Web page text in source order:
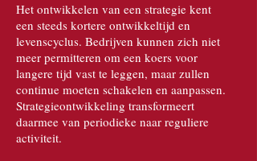
Het ontwikkelen van een strategie kent
een steeds kortere ontwikkeltijd en
levenscyclus. Bedrijven kunnen zich niet
meer permitteren om een koers voor
langere tijd vast te leggen, maar zullen
continue moeten schakelen en aanpassen.
Strategieontwikkeling transformeert
daarmee van periodieke naar reguliere
activiteit.